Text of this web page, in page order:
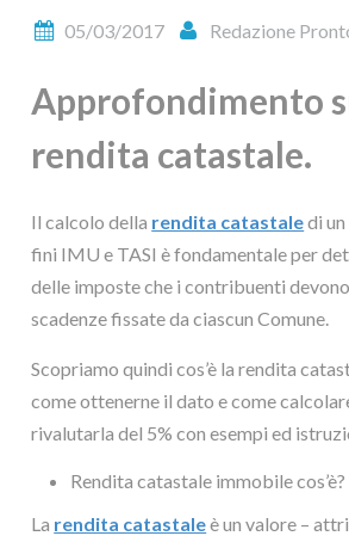
05/03/2017 Redazione
Approfondimento
rendita catastale.
Il calcolo della rendita catastaledi
fini IMU e TASI è fondamentale per
delle imposte che i contribuenti
scadenze fissate da ciascun Comune.
Scopriamo quindi cos’è la rendita
come ottenerne il dato e come
rivalutarla del 5% con esempi ed
Rendita catastale immobile cos’è?
La rendita catastaleè un valore –